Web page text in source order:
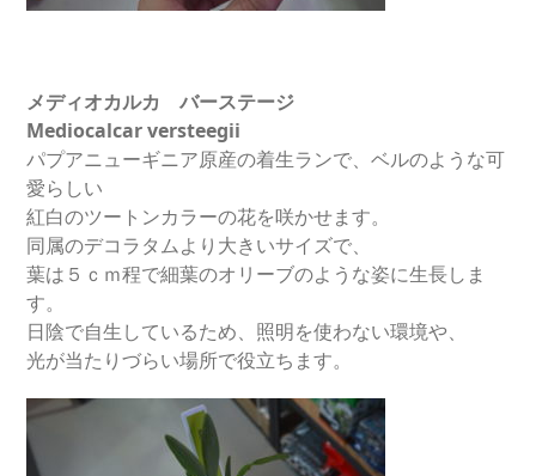
メディオカルカ バーステージ
Mediocalcar versteegii
パプアニューギニア原産の着生ランで、ベルのような可
愛らしい
紅白のツートンカラーの花を咲かせます。
同属のデコラタムより大きいサイズで、
葉は５ｃｍ程で細葉のオリーブのような姿に生長しま
す。
日陰で自生しているため、照明を使わない環境や、
光が当たりづらい場所で役立ちます。